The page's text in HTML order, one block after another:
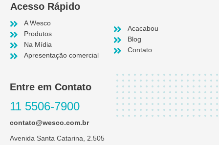
Acesso Rápido
A Wesco
Produtos
Na Mídia
Apresentação comercial
Acacabou
Blog
Contato
Entre em Contato
11 5506-7900
contato@wesco.com.br
Avenida Santa Catarina, 2.505